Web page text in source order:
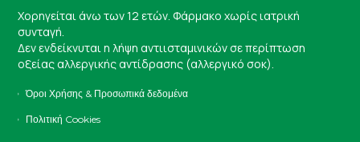
Χορηγείται άνω των 12 ετών. Φάρμακο χωρίς ιατρική
συνταγή.
Δεν ενδείκνυται η λήψη αντιισταμινικών σε περίπτωση
οξείας αλλεργικής αντίδρασης (αλλεργικό σοκ).
Όροι Χρήσης & Προσωπικά δεδομένα
Πολιτική Cookies